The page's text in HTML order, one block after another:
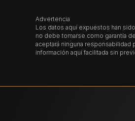
El acero 4140 PH /
Tratamiento
Advertencia
Los datos aquí expuestos han
no debe tomarse como garantía
aceptará ninguna responsabilidad
información aquí facilitada sin